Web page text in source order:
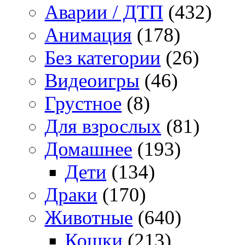
Аварии / ДТП (432)
Анимация (178)
Без категории (26)
Видеоигры (46)
Грустное (8)
Для взрослых (81)
Домашнее (193)
Дети (134)
Драки (170)
Животные (640)
Кошки (213)